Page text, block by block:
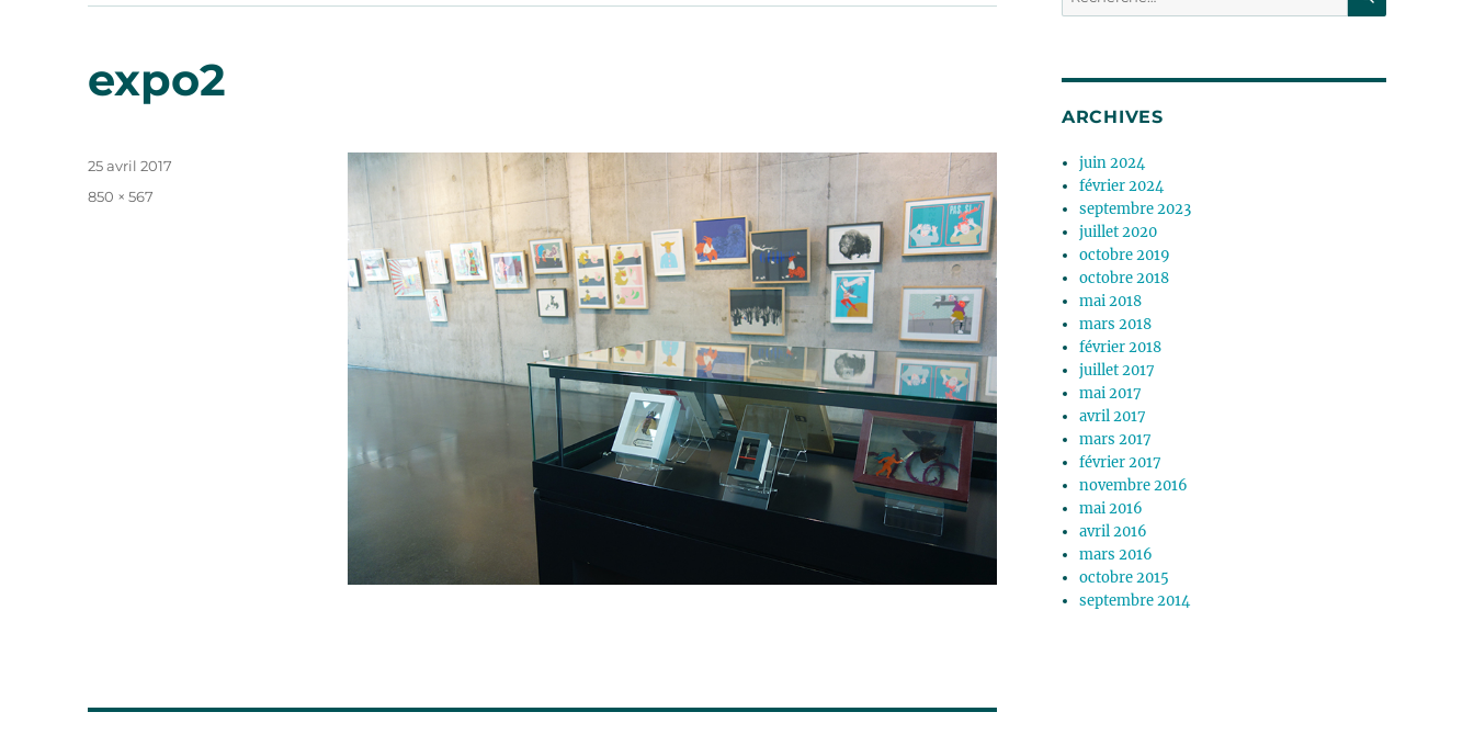
expo2
Publié
25 avril 2017
Taille
850 × 567
pour :
ARCHIVES
juin 2024
février 2024
septembre 2023
juillet 2020
octobre 2019
octobre 2018
mai 2018
mars 2018
février 2018
juillet 2017
mai 2017
avril 2017
mars 2017
février 2017
novembre 2016
mai 2016
avril 2016
mars 2016
octobre 2015
septembre 2014